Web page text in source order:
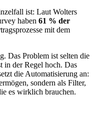
ist: Laut Wolters
haben 61 % der
mit dem
Das Problem ist selten die
in der Regel hoch. Das
die Automatisierung an:
sondern als Filter,
es wirklich brauchen.